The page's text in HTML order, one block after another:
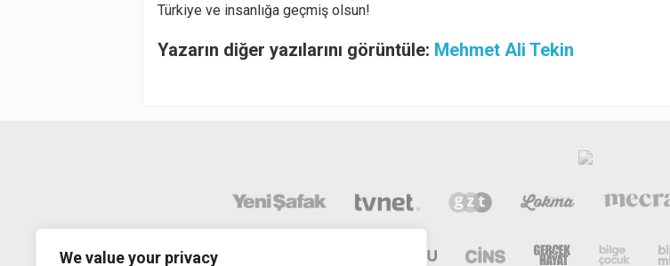
We value your privacy
Türkiye ve insanlığa geçmiş olsun!
Yazarın diğer yazılarını görüntüle: Mehmet Ali Tekin